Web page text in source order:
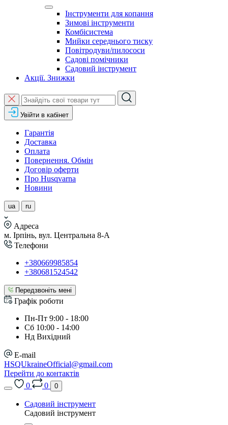
Інструменти для копання
Зимові інструменти
Комбісистема
Мийки середнього тиску
Повітродуви/пилососи
Садові помічники
Садовий інструмент
Акції. Знижки
Увійти в кабінет
Гарантія
Доставка
Оплата
Повернення. Обмін
Договір оферти
Про Husqvarna
Новини
ua ru
Адреса
м. Ірпінь, вул. Центральна 8-А
Телефони
+380669985854
+380681524542
Передзвоніть мені
Графік роботи
Пн-Пт 9:00 - 18:00
Сб 10:00 - 14:00
Нд Вихідний
E-mail
HSQUkraineOfficial@gmail.com
Перейти до контактів
0
0 0
Садовий інструмент
Садовий інструмент